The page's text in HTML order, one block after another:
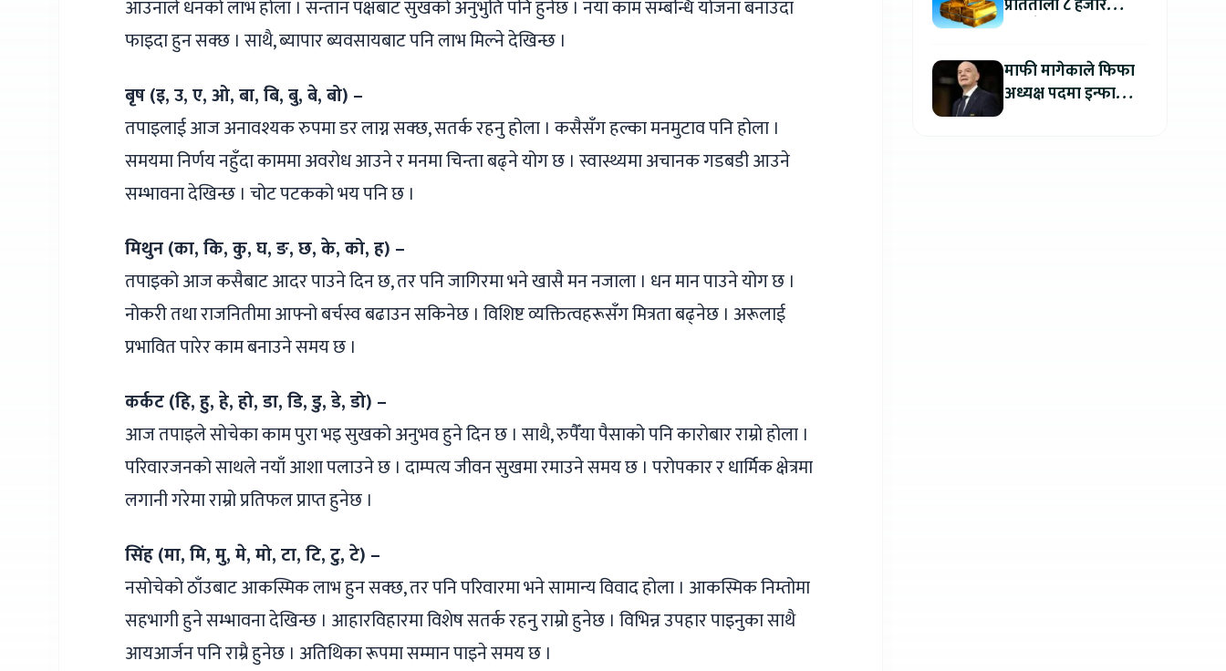
आउनाले धनको लाभ होला । सन्तान पक्षबाट सुखको अनुभुति पनि हुनेछ । नयाँ काम सम्बन्धि योजना बनाउँदा
फाइदा हुन सक्छ । साथै, ब्यापार ब्यवसायबाट पनि लाभ मिल्ने देखिन्छ ।
बृष (इ, उ, ए, ओ, बा, बि, बु, बे, बो) –
तपाइलाई आज अनावश्यक रुपमा डर लाग्न सक्छ, सतर्क रहनु होला । कसैसँग हल्का मनमुटाव पनि होला ।
समयमा निर्णय नहुँदा काममा अवरोध आउने र मनमा चिन्ता बढ्ने योग छ । स्वास्थ्यमा अचानक गडबडी आउने
सम्भावना देखिन्छ । चोट पटकको भय पनि छ ।
मिथुन (का, कि, कु, घ, ङ, छ, के, को, ह) –
तपाइको आज कसैबाट आदर पाउने दिन छ, तर पनि जागिरमा भने खासै मन नजाला । धन मान पाउने योग छ ।
नोकरी तथा राजनितीमा आफ्नो बर्चस्व बढाउन सकिनेछ । विशिष्ट व्यक्तित्वहरूसँग मित्रता बढ्नेछ । अरूलाई
प्रभावित पारेर काम बनाउने समय छ ।
कर्कट (हि, हु, हे, हो, डा, डि, डु, डे, डो) –
आज तपाइले सोचेका काम पुरा भइ सुखको अनुभव हुने दिन छ । साथै, रुपैँया पैसाको पनि कारोबार राम्रो होला ।
परिवारजनको साथले नयाँ आशा पलाउने छ । दाम्पत्य जीवन सुखमा रमाउने समय छ । परोपकार र धार्मिक क्षेत्रमा
लगानी गरेमा राम्रो प्रतिफल प्राप्त हुनेछ ।
सिंह (मा, मि, मु, मे, मो, टा, टि, टु, टे) –
नसोचेको ठाँउबाट आकस्मिक लाभ हुन सक्छ, तर पनि परिवारमा भने सामान्य विवाद होला । आकस्मिक निम्तोमा
सहभागी हुने सम्भावना देखिन्छ । आहारविहारमा विशेष सतर्क रहनु राम्रो हुनेछ । विभिन्न उपहार पाइनुका साथै
आयआर्जन पनि राम्रै हुनेछ । अतिथिका रूपमा सम्मान पाइने समय छ ।
प्रतितोला ८ हजार
माफी मागेकाले फिफा
अध्यक्ष पदमा इन्फान्टिनो